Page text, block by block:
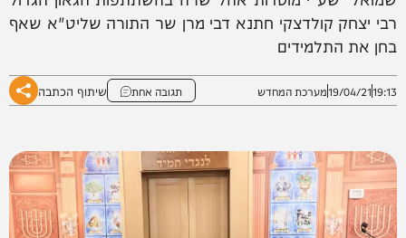
רבי יצחק קולדצקי חתנא דבי מרן שר התורה שליט"א שאף
בחן את התלמידים
19:13
19/04/21מערכת המחדש תגובה אחת שיתוף הכתבה